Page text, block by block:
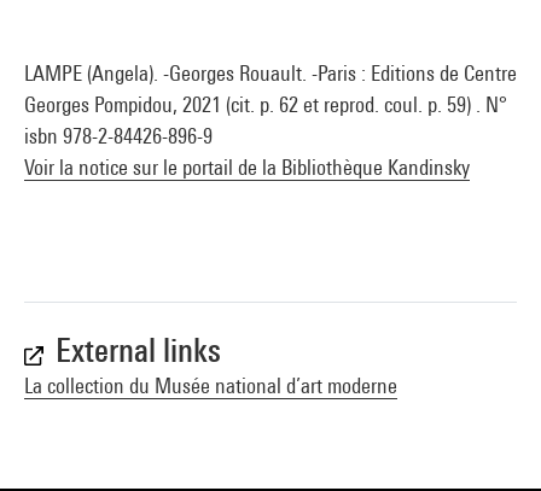
LAMPE (Angela). -Georges Rouault. -Paris : Editions de Centre
Georges Pompidou, 2021 (cit. p. 62 et reprod. coul. p. 59) . N°
isbn 978-2-84426-896-9
Voir la notice sur le portail de la Bibliothèque Kandinsky
External links
La collection du Musée national d’art moderne